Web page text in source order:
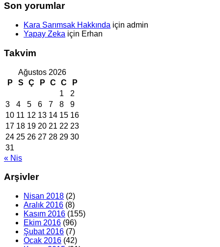
Son yorumlar
Kara Sarımsak Hakkında için admin
Yapay Zeka için Erhan
Takvim
Ağustos 2026
P
S Ç P C C
P
1
2
3
4 5 6 7 8
9
10 11 12 13 14 15 16
17 18 19 20 21 22 23
24 25 26 27 28 29 30
31
« Nis
Arşivler
Nisan 2018 (2)
Aralık 2016 (8)
Kasım 2016 (155)
Ekim 2016 (96)
Şubat 2016 (7)
Ocak 2016 (42)